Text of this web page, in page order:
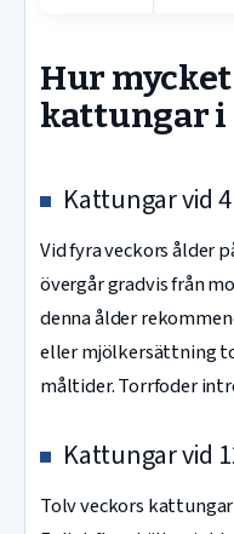
Hur
kattungar i
Kattungar vid
Vid fyra veckors ålder
övergår gradvis från
denna ålder
eller mjölkersättning
måltider. Torrfoder
Kattungar vid
Tolv veckors